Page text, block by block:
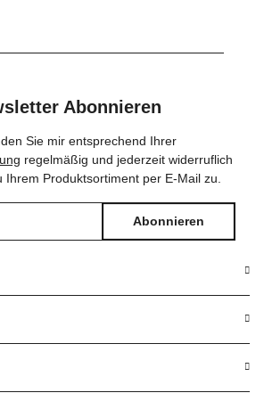
Abonnieren
Sie mir entsprechend Ihrer
regelmäßig und jederzeit widerruflich
Ihrem Produktsortiment per E-Mail zu.
Abonnieren